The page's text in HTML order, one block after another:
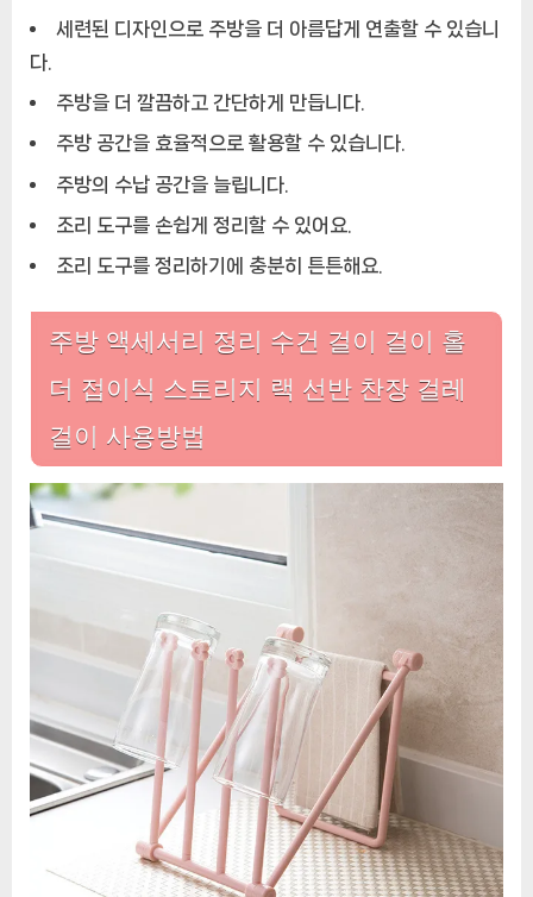
세련된 디자인으로 주방을 더 아름답게 연출할 수 있습니
다.
주방을 더 깔끔하고 간단하게 만듭니다.
주방 공간을 효율적으로 활용할 수 있습니다.
주방의 수납 공간을 늘립니다.
조리 도구를 손쉽게 정리할 수 있어요.
조리 도구를 정리하기에 충분히 튼튼해요.
주방 액세서리 정리 수건 걸이 걸이 홀
더 접이식 스토리지 랙 선반 찬장 걸레
걸이 사용방법